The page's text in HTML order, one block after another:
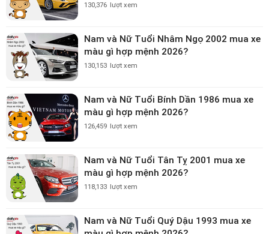
130,376 lượt xem
Nam và Nữ Tuổi Nhâm Ngọ 2002 mua xe
màu gì hợp mệnh 2026?
130,153 lượt xem
Nam và Nữ Tuổi Bính Dần 1986 mua xe
màu gì hợp mệnh 2026?
126,459 lượt xem
Nam và Nữ Tuổi Tân Tỵ 2001 mua xe
màu gì hợp mệnh 2026?
118,133 lượt xem
Nam và Nữ Tuổi Quý Dậu 1993 mua xe